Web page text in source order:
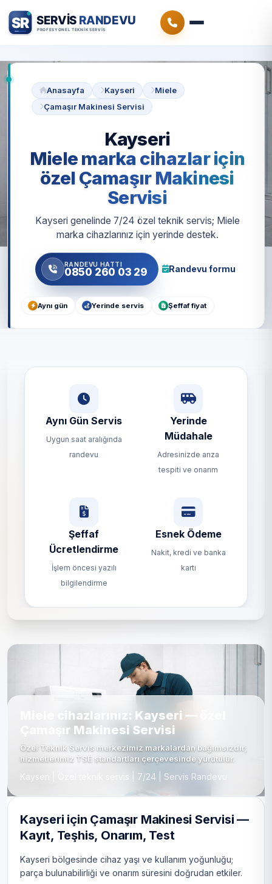
Anasayfa Kayseri
Miele
Çamaşır Makinesi Servisi
Kayseri
Miele marka cihazlar için
özel Çamaşır Makinesi
Servisi
Kayseri genelinde 7/24 özel teknik servis; Miele
marka cihazlarınız için yerinde destek.
RANDEVU HATTI
0850 260 03 29 Randevu formu
Aynı gün Yerinde servis Şeffaf fiyat
Aynı Gün Servis
Uygun saat aralığında
randevu
Yerinde
Müdahale
Adresinizde arıza
tespiti ve onarım
Şeffaf
Ücretlendirme
İşlem öncesi yazılı
bilgilendirme
Esnek Ödeme
Nakit, kredi ve banka
kartı
Miele cihazlarınız: Kayseri — özel
Çamaşır Makinesi Servisi
Özel Teknik Servis merkezimiz markalardan bağımsızdır;
hizmetlerimiz TSE standartları çerçevesinde yürütülür.
Kayseri | Özel teknik servis | 7/24 | Servis Randevu
Kayseri için Çamaşır Makinesi Servisi —
Kayıt, Teşhis, Onarım, Test
Kayseri bölgesinde cihaz yaşı ve kullanım yoğunluğu;
parça bulunabilirliği ve onarım süresini doğrudan etkiler.